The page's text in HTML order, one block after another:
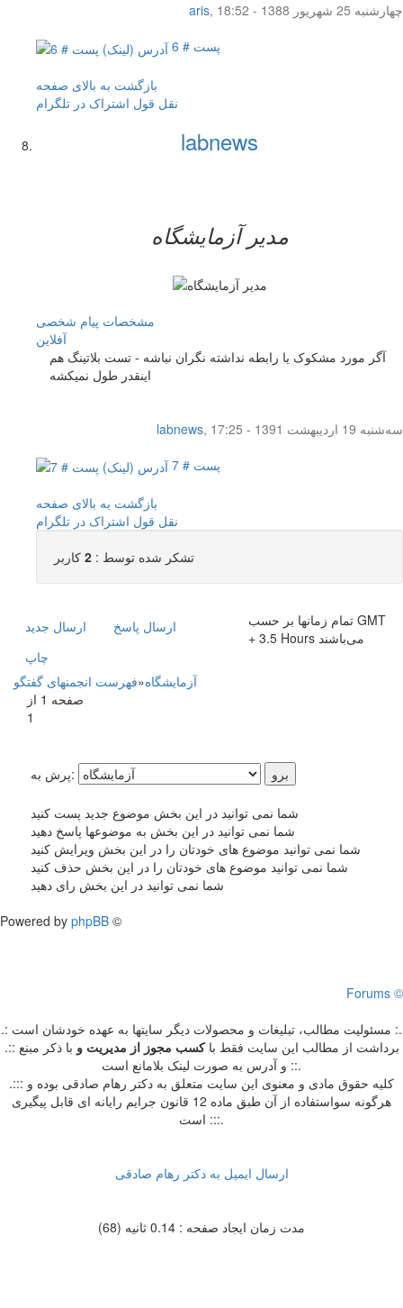
aris,
چهار‌شنبه 25 شهریور 1388 - 18:52
پست # 6
بازگشت به بالای صفحه
نقل قول اشتراک در تلگرام
labnews
مدیر آزمایشگاه
مشخصات پیام شخصی
آفلاين
آگر مورد مشکوک یا رابطه نداشته نگران نباشه - تست بلاتینگ هم
اینقدر طول نمیکشه
labnews,
سه‌شنبه 19 اردیبهشت 1391 - 17:25
پست # 7
بازگشت به بالای صفحه
نقل قول اشتراک در تلگرام
تشکر شده توسط : 2 کاربر
ارسال جديد
ارسال پاسخ
چاپ
تمام زمانها بر حسب GMT
+ 3.5 Hours می‌باشند
فهرست انجمنهای گفتگو»آزمایشگاه
صفحه 1 از
1
پرش به:
شما نمی توانید در این بخش موضوع جدید پست کنید
شما نمی توانید در این بخش به موضوعها پاسخ دهید
شما نمی توانید موضوع های خودتان را در این بخش ویرایش کنید
شما نمی توانید موضوع های خودتان را در این بخش حذف کنید
شما نمی توانید در این بخش رای دهید
Powered by phpBB ©
Forums ©
.: مسئوليت مطالب، تبليغات و محصولات ديگر سايتها به عهده خودشان است :.
.:: برداشت از مطالب اين سايت فقط باکسب مجوز از مدیریت و با ذکر مبنع
و آدرس به صورت لینک بلامانع است ::.
.::: کلیه حقوق مادی و معنوی این سایت متعلق به دکتر رهام صادقی بوده و
هرگونه سواستفاده از آن طبق ماده 12 قانون جرایم رایانه ای قابل پیگیری
است :::.
ارسال ایمیل به دکتر رهام صادقی
مدت زمان ایجاد صفحه : 0.14 ثانیه (68)